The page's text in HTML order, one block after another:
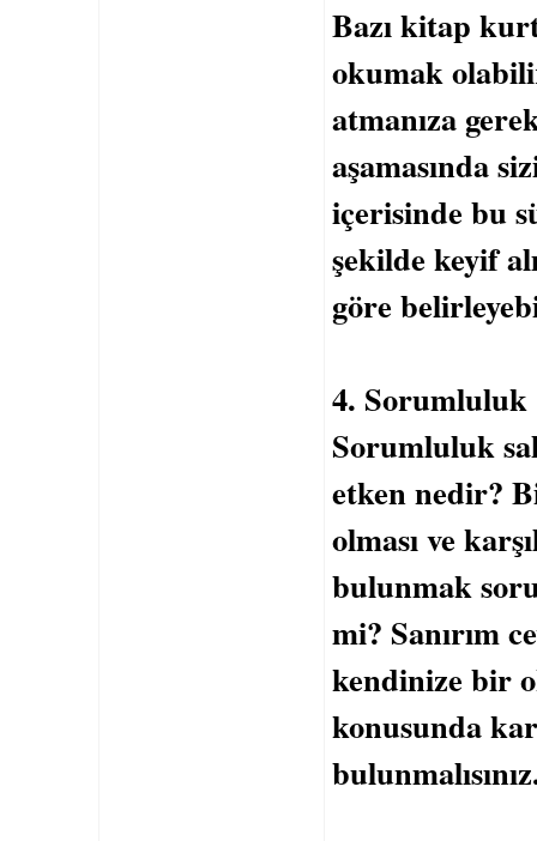
Bazı kitap
okumak
atmanıza
aşamasında
içerisinde bu
şekilde keyif
göre
4. Sorumluluk
Sorumluluk
etken nedir?
olması ve
bulunmak
mi? Sanırım
kendinize bir
konusunda